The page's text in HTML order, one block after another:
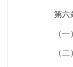
第六
（
（